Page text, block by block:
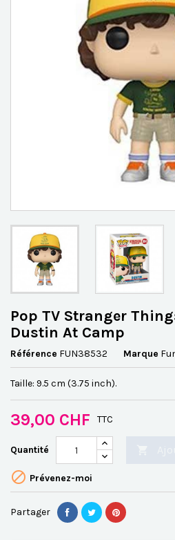
Pop TV Stranger
Dustin At Camp
Référence FUN38532 Marque
Taille: 9.5 cm (3.75 inch).
39,00 CHF TTC
Quantité
 Prévenez-moi
Partager